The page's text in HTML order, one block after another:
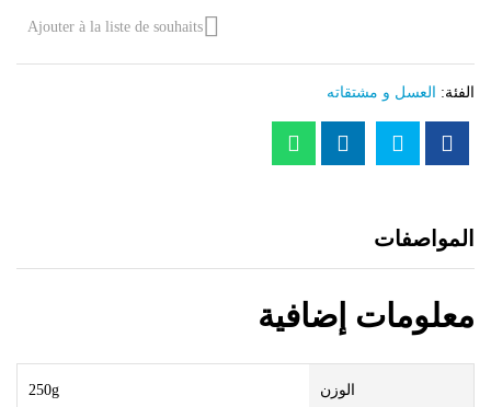
Ajouter à la liste de souhaits
الفئة: العسل و مشتقاته
المواصفات
معلومات إضافية
الوزن 250g